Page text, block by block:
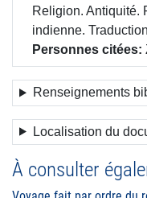
Religion. Antiquité.
indienne.
Personnes citées
Renseignements
Localisation du
À consulter